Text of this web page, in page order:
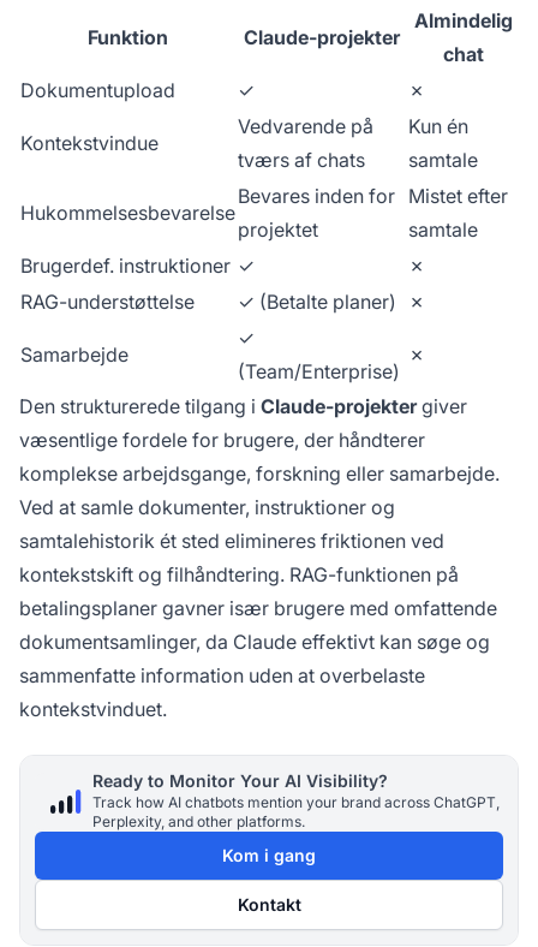
Funktion Claude-projekter
Almindelig
chat
Dokumentupload
✓ ✗
Kontekstvindue
Vedvarende på
tværs af chats
Kun én
samtale
Hukommelsesbevarelse
Bevares inden for
projektet
Mistet efter
samtale
Brugerdef. instruktioner ✓
✗
RAG-understøttelse
✓ (Betalte planer) ✗
Samarbejde
✓
(Team/Enterprise)
✗
Den strukturerede tilgang i Claude-projektergiver
væsentlige fordele for brugere, der håndterer
komplekse arbejdsgange, forskning eller samarbejde.
Ved at samle dokumenter, instruktioner og
samtalehistorik ét sted elimineres friktionen ved
kontekstskift og filhåndtering. RAG-funktionen på
betalingsplaner gavner især brugere med omfattende
dokumentsamlinger, da Claude effektivt kan søge og
sammenfatte information uden at overbelaste
kontekstvinduet.
Ready to Monitor Your AI Visibility?
Track how AI chatbots mention your brand across ChatGPT,
Perplexity, and other platforms.
Kom i gang
Kontakt